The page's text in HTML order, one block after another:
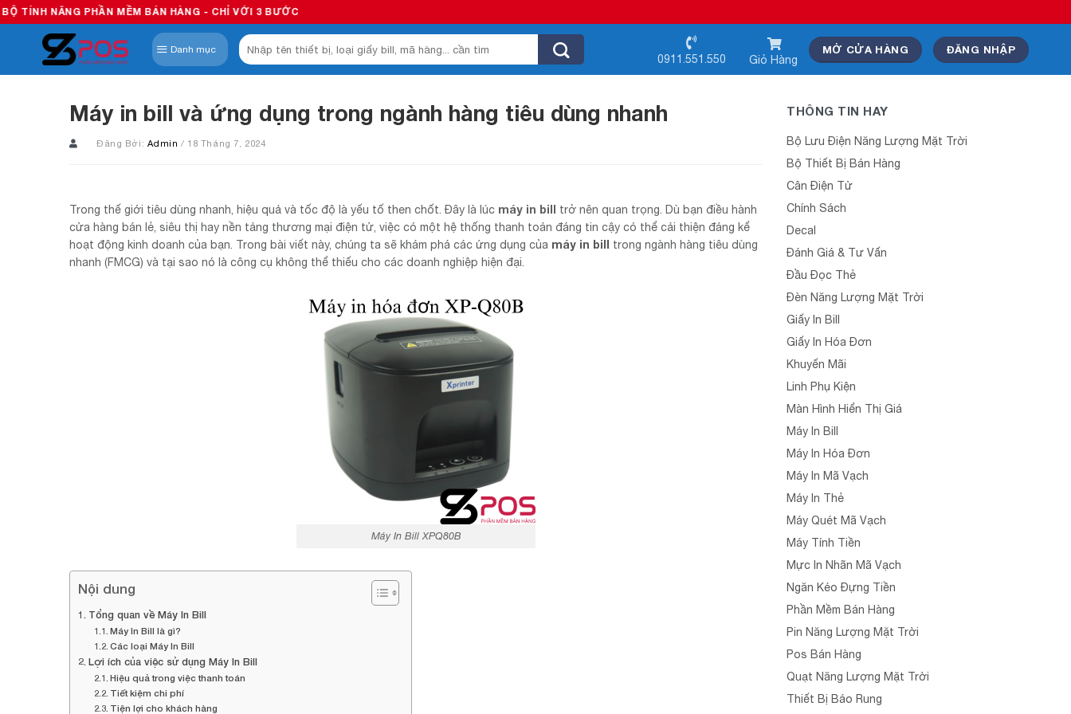
Skip
to
content
PHẦN MỀM BÁN HÀNG - CHỈ VỚI 3 BƯỚC
Danh mục
Tìm
kiếm:
0911.551.550 Giỏ Hàng
MỞ CỬA HÀNG ĐĂNG NHẬP
Máy in bill và ứng dụng trong ngành hàng tiêu dùng nhanh
Đăng Bởi: Admin / 18 Tháng 7, 2024
Trong thế giới tiêu dùng nhanh, hiệu quả và tốc độ là yếu tố then chốt. Đây là lúc máy in bill trở nên quan trọng. Dù bạn điều hành
cửa hàng bán lẻ, siêu thị hay nền tảng thương mại điện tử, việc có một hệ thống thanh toán đáng tin cậy có thể cải thiện đáng kể
hoạt động kinh doanh của bạn. Trong bài viết này, chúng ta sẽ khám phá các ứng dụng của máy in bill trong ngành hàng tiêu dùng
nhanh (FMCG) và tại sao nó là công cụ không thể thiếu cho các doanh nghiệp hiện đại.
Máy In Bill XPQ80B
Nội dung
Tổng quan về Máy In Bill
Máy In Bill là gì?
Các loại Máy In Bill
Lợi ích của việc sử dụng Máy In Bill
Hiệu quả trong việc thanh toán
Tiết kiệm chi phí
Tiện lợi cho khách hàng
THÔNG TIN HAY
Bộ Lưu Điện Năng Lượng Mặt Trời
Bộ Thiết Bị Bán Hàng
Cân Điện Tử
Chính Sách
Decal
Đánh Giá & Tư Vấn
Đầu Đọc Thẻ
Đèn Năng Lượng Mặt Trời
Giấy In Bill
Giấy In Hóa Đơn
Khuyến Mãi
Linh Phụ Kiện
Màn Hình Hiển Thị Giá
Máy In Bill
Máy In Hóa Đơn
Máy In Mã Vạch
Máy In Thẻ
Máy Quét Mã Vạch
Máy Tính Tiền
Mực In Nhãn Mã Vạch
Ngăn Kéo Đựng Tiền
Phần Mềm Bán Hàng
Pin Năng Lượng Mặt Trời
Pos Bán Hàng
Quạt Năng Lượng Mặt Trời
Thiết Bị Báo Rung